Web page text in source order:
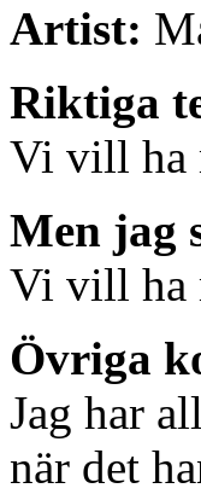
Artist:
Riktiga
Vi vill ha
Men jag
Vi vill ha
Övriga
Jag har
när det